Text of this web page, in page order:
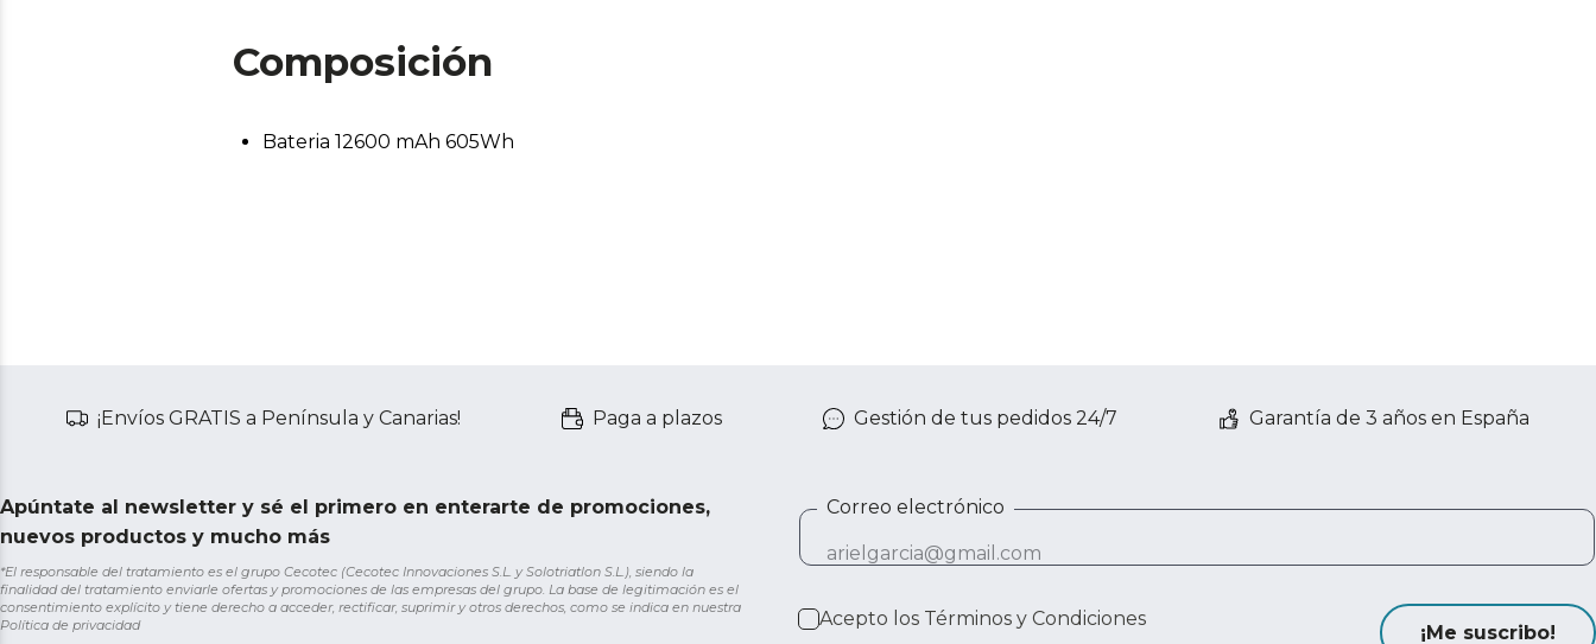
Composición
Bateria 12600 mAh 605Wh
¡Envíos GRATIS a Península y Canarias! Paga a plazos Gestión de tus pedidos 24/7 Garantía de 3 años en España
Apúntate al newsletter y sé el primero en enterarte de promociones,
nuevos productos y mucho más
*El responsable del tratamiento es el grupo Cecotec (Cecotec Innovaciones S.L. y Solotriatlon S.L.), siendo la
finalidad del tratamiento enviarle ofertas y promociones de las empresas del grupo. La base de legitimación es el
consentimiento explícito y tiene derecho a acceder, rectificar, suprimir y otros derechos, como se indica en nuestra
Política de privacidad
Correo electrónico
Acepto los Términos y Condiciones
¡Me suscribo!